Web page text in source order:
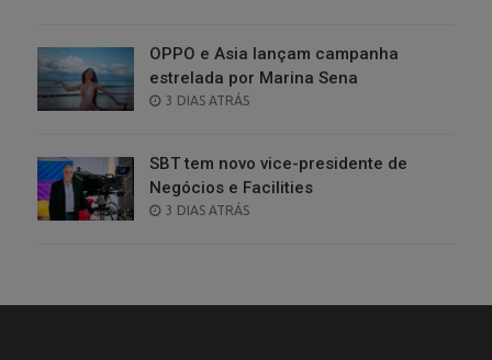
OPPO e Asia lançam campanha
estrelada por Marina Sena
POSTED
3 DIAS ATRÁS
SBT tem novo vice-presidente de
Negócios e Facilities
POSTED
3 DIAS ATRÁS